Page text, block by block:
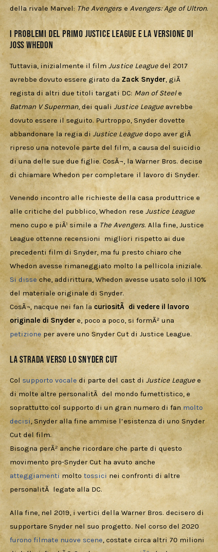
della rivale Marvel: The Avengers e Avengers: Age of Ultron.
I problemi del primo Justice League e la versione di
Joss Whedon
Tuttavia, inizialmente il film Justice League del 2017
avrebbe dovuto essere girato da Zack Snyder, giÃ
regista di altri due titoli targati DC: Man of Steel e
Batman V Superman, dei quali Justice League avrebbe
dovuto essere il seguito. Purtroppo, Snyder dovette
abbandonare la regia di Justice League dopo aver giÃ
ripreso una notevole parte del film, a causa del suicidio
di una delle sue due figlie. CosÃ¬, la Warner Bros. decise
di chiamare Whedon per completare il lavoro di Snyder.
Venendo incontro alle richieste della casa produttrice e
alle critiche del pubblico, Whedon rese Justice League
meno cupo e piÃ¹ simile a The Avengers. Alla fine, Justice
League ottenne recensioni  migliori rispetto ai due
precedenti film di Snyder, ma fu presto chiaro che
Whedon avesse rimaneggiato molto la pellicola iniziale.
Si disse che, addirittura, Whedon avesse usato solo il 10%
del materiale originale di Snyder.
CosÃ¬, nacque nei fan la curiositÃ  di vedere il lavoro
originale di Snyder e, poco a poco, si formÃ² una
petizione per avere uno Snyder Cut di Justice League.
La strada verso lo Snyder Cut
Col supporto vocale di parte del cast di Justice League e
di molte altre personalitÃ  del mondo fumettistico, e
soprattutto col supporto di un gran numero di fan molto
decisi, Snyder alla fine ammise l’esistenza di uno Snyder
Cut del film.
Bisogna perÃ² anche ricordare che parte di questo
movimento pro-Snyder Cut ha avuto anche
atteggiamenti molto tossici nei confronti di altre
personalitÃ  legate alla DC.
Alla fine, nel 2019, i vertici della Warner Bros. decisero di
supportare Snyder nel suo progetto. Nel corso del 2020
furono filmate nuove scene, costate circa altri 70 milioni